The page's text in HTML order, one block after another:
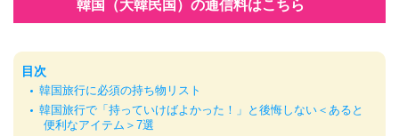
韓国（大韓民国）の通信料はこちら
目次
韓国旅行に必須の持ち物リスト
韓国旅行で「持っていけばよかった！」と後悔しない＜あると
便利なアイテム＞7選